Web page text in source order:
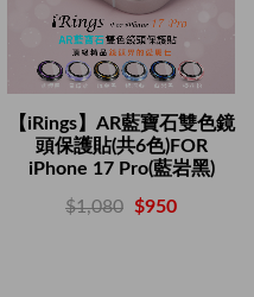
【iRings】AR藍寶石雙色鏡
頭保護貼(共6色)FOR
iPhone 17 Pro(藍岩黑)
$1,080 $950